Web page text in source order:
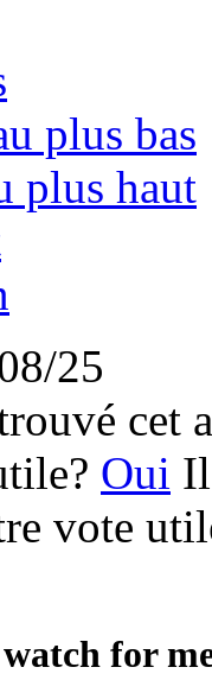
plus bas
plus haut
25
cet
Oui
vote
for